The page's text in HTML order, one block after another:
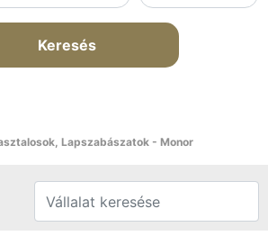
Keresés
Lapszabászatok - Monor